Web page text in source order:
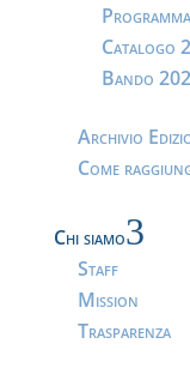
Catalogo
Bando
Archivio
Come
Chi siamo3
Staff
Mission
Trasparenza